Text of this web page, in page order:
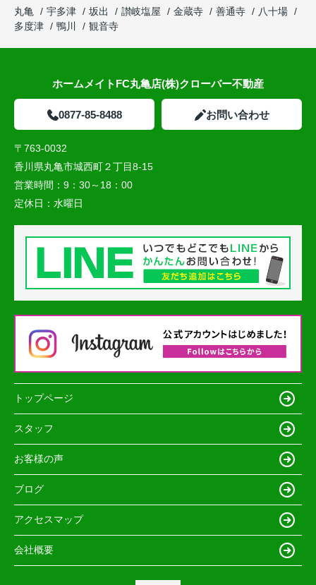
丸亀
宇多津 坂出 讃岐塩屋 金蔵寺 善通寺
八十場
多度津
鴨川 観音寺
ホームメイトFC丸亀店(株)クローバー不動産
0877-85-8488 お問い合わせ
〒763-0032
香川県丸亀市城西町２丁目8-15
営業時間： 9：30～18：00
定休日： 水曜日
トップページ
スタッフ
お客様の声
ブログ
アクセスマップ
会社概要